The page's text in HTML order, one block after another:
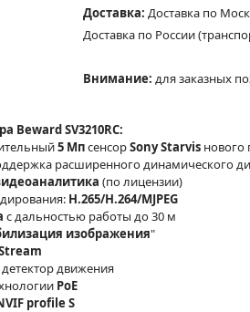
Доставка: Доставка по
Доставка по России
Внимание: для заказных
Beward SV3210RC:
5 МпсенсорSony Starvis нового
расширенного динамического
(по лицензии)
H.265/H.264/MJPEG
с дальностью работы до 30 м
изображения"
движения
PoE
profile S